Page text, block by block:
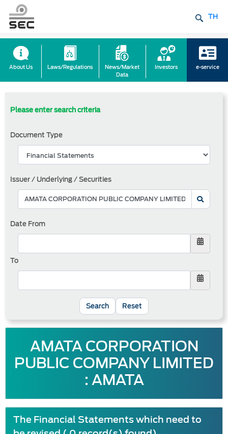
TH
About Us Laws/Regulations
News/Market
Data
Investors e-service
Please enter search criteria
Document Type
Issuer / Underlying / Securities
Date From
To
Reset
AMATA CORPORATION
PUBLIC COMPANY LIMITED
: AMATA
The Financial Statements which need to